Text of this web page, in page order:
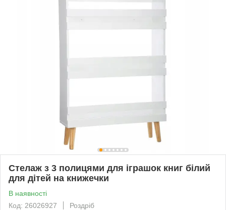
Стелаж з 3 полицями для іграшок книг білий
для дітей на книжечки
В наявності
Код: 26026927
Роздріб